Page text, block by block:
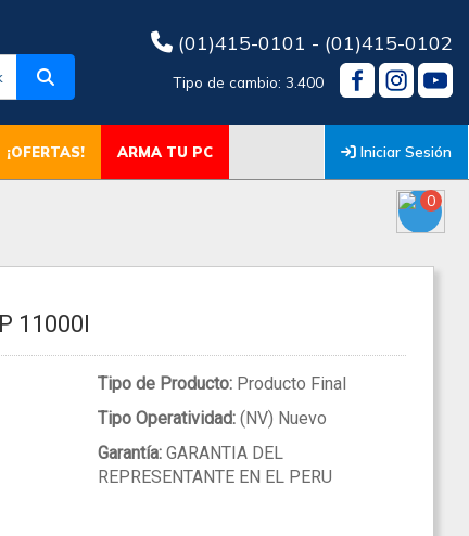
(01)415-0101 - (01)415-0102
Tipo de cambio: 3.400
¡OFERTAS! ARMA TU PC Iniciar Sesión
0
11000I
Tipo de Producto:Producto Final
Tipo Operatividad:(NV) Nuevo
Garantía:GARANTIA DEL
REPRESENTANTE EN EL PERU